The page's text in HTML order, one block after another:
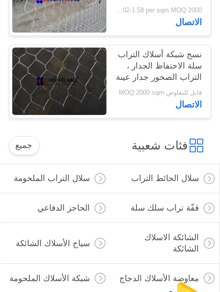
USD 1.02-1.58 per sqm MOQ:2000 متر مربع
الاتصال
نسج شبكة أسلاك التراب
سلة الاحتفاظ الجدار ،
التراب الصخور جدار عينة
مجانية
قابل للتفاوض MOQ:2000 sqm
الاتصال
فئات شعبية جميع
سلال الحائط التراب سلال التراب الملحومة
قفّة تراب سلك سلة الحاجز الدفاعي
الشائكة الاسلاك
الشائكة
سياج الأسلاك الشائكة
معاوضة الأسلاك الدجاج شبكة الأسلاك الملحومة